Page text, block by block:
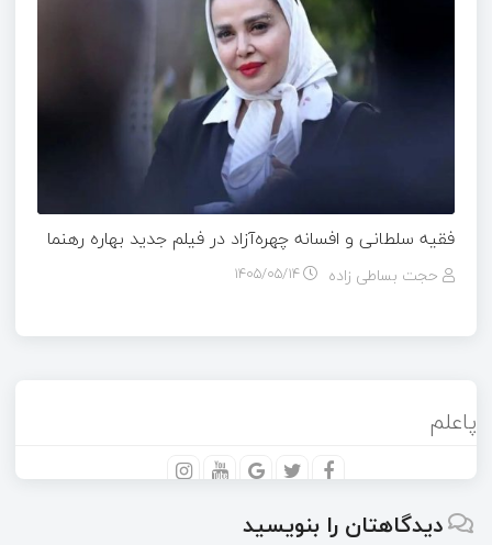
فقیه سلطانی و افسانه چهره‌آزاد در فیلم جدید بهاره رهنما
حجت بساطی زاده ۱۴۰۵/۰۵/۱۴
پاعلم
دیدگاهتان را بنویسید